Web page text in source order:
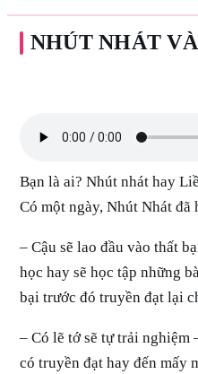
NHÚT NHÁT
Bạn là ai? Nhút nhát hay
Có một ngày, Nhút Nhát
– Cậu sẽ lao đầu vào thất
học hay sẽ học tập những
bại trước đó truyền đạt lại
– Có lẽ tớ sẽ tự trải
có truyền đạt hay đến mấy